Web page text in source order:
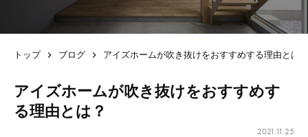
トップ ブログ アイズホームが吹き抜けをおすすめする理由とは？
アイズホームが吹き抜けをおすすめす
る理由とは？
2021.11.25